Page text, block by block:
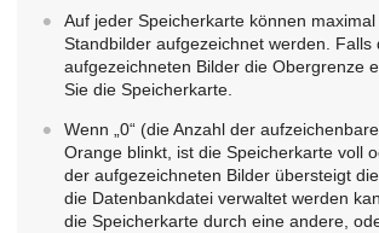
Auf jeder Speicherkarte können
Standbilder aufgezeichnet werden. Falls
aufgezeichneten Bilder die Obergrenze
Sie die Speicherkarte.
Wenn „0“ (die Anzahl der
Orange blinkt, ist die Speicherkarte voll
der aufgezeichneten Bilder übersteigt
die Datenbankdatei verwaltet werden
die Speicherkarte durch eine andere,